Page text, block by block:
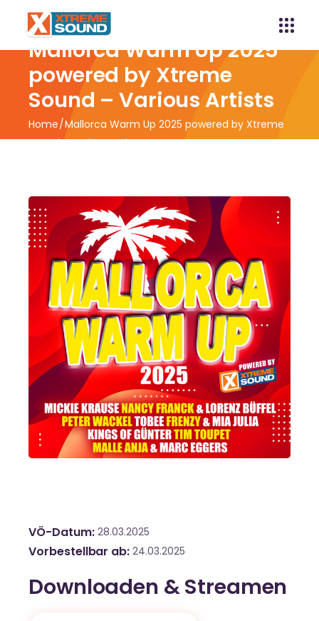
Mallorca Warm Up 2025
powered by Xtreme
Sound – Various Artists
Home Mallorca Warm Up 2025 powered by Xtreme
Sound – Various Artists
VÖ-Datum 28.03.2025
Vorbestellbar ab 24.03.2025
Downloaden & Streamen